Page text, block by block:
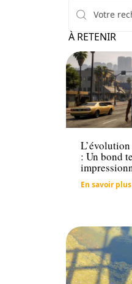
À RETENIR
Tech
: Un bond
En savoir plus